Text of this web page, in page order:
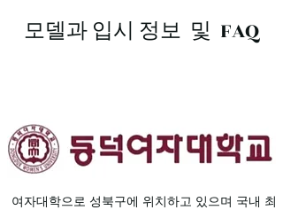
모델과 입시 정보 및 FAQ
여자대학으로 성북구에 위치하고 있으며 국내 최